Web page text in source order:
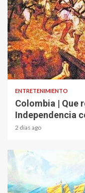
1 min read
ENTRETENIMIENTO
Colombia | Que
Independencia
2 días ago